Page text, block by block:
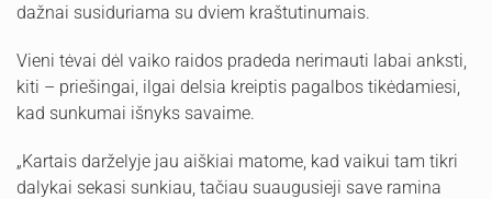
dažnai susiduriama su dviem kraštutinumais.
Vieni tėvai dėl vaiko raidos pradeda nerimauti labai anksti,
kiti – priešingai, ilgai delsia kreiptis pagalbos tikėdamiesi,
kad sunkumai išnyks savaime.
„Kartais darželyje jau aiškiai matome, kad vaikui tam tikri
dalykai sekasi sunkiau, tačiau suaugusieji save ramina